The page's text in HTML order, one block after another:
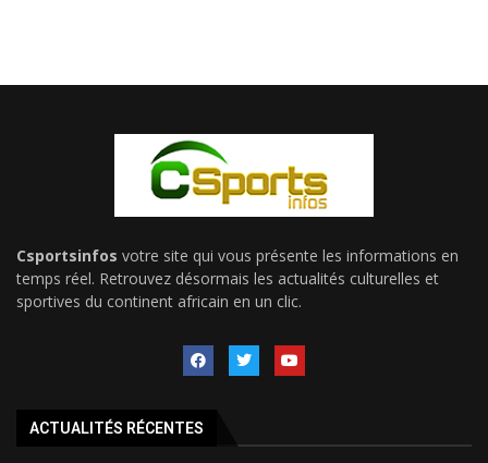
Csportsinfos votre site qui vous présente les informations en
temps réel. Retrouvez désormais les actualités culturelles et
sportives du continent africain en un clic.
ACTUALITÉS RÉCENTES